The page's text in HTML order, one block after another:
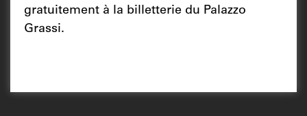
gratuitement à la billetterie du Palazzo
Grassi.